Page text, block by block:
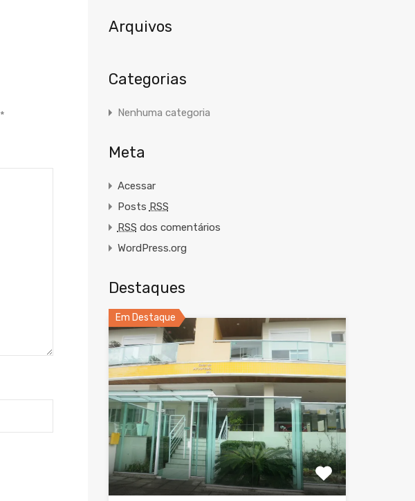
*
Arquivos
Categorias
Nenhuma categoria
Meta
Acessar
Posts RSS
RSS dos comentários
WordPress.org
Destaques
Em Destaque